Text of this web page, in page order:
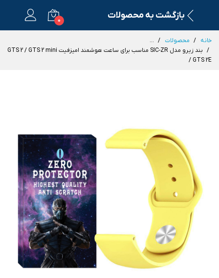
بازگشت به محصولات 0
خانه محصولات
...
بند زیرو مدل SIC-ZR مناسب برای ساعت هوشمند امیزفیت GTS 2 / GTS 2 mini
/ GTS 2E